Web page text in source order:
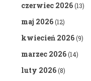
czerwiec 2026(13)
maj 2026(12)
kwiecień 2026(9)
marzec 2026(14)
luty 2026(8)